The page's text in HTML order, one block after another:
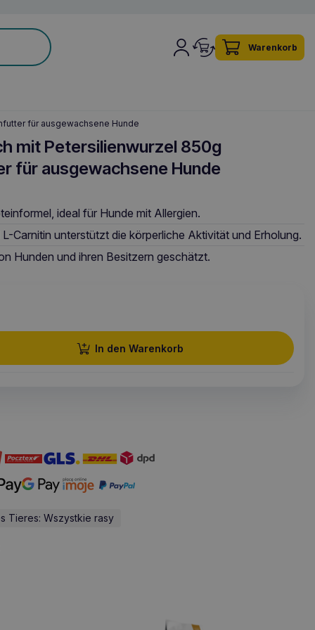
Warenkorb
für ausgewachsene Hunde
mit Petersilienwurzel 850g
für ausgewachsene Hunde
ideal für Hunde mit Allergien.
Carnitin unterstützt die körperliche Aktivität und Erholung.
Hunden und ihren Besitzern geschätzt.
In den Warenkorb
Tieres: Wszystkie rasy